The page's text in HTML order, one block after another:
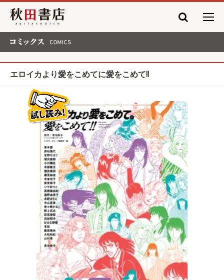
秋田書店
エロイカより愛をこめてに愛をこめて!!